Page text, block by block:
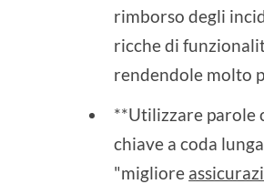
rimborso degli
ricche di
rendendole molto
**Utilizzare parole
chiave a coda
"migliore